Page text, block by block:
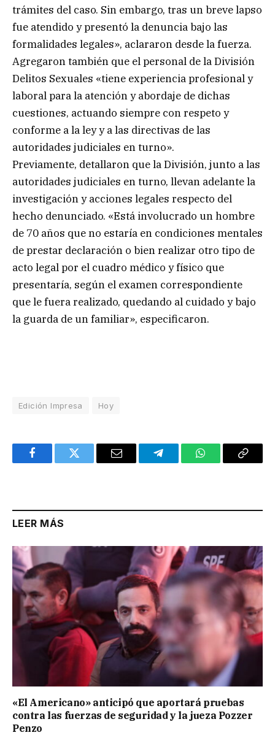
trámites del caso. Sin embargo, tras un breve lapso
fue atendido y presentó la denuncia bajo las
formalidades legales», aclararon desde la fuerza.
Agregaron también que el personal de la División
Delitos Sexuales «tiene experiencia profesional y
laboral para la atención y abordaje de dichas
cuestiones, actuando siempre con respeto y
conforme a la ley y a las directivas de las
autoridades judiciales en turno».
Previamente, detallaron que la División, junto a las
autoridades judiciales en turno, llevan adelante la
investigación y acciones legales respecto del
hecho denunciado. «Está involucrado un hombre
de 70 años que no estaría en condiciones mentales
de prestar declaración o bien realizar otro tipo de
acto legal por el cuadro médico y físico que
presentaría, según el examen correspondiente
que le fuera realizado, quedando al cuidado y bajo
la guarda de un familiar», especificaron.
Edición Impresa Hoy
FacebookTwitter Email TelegramWhatsAppCopy
LEER MÁS
«El Americano» anticipó que aportará pruebas
contra las fuerzas de seguridad y la jueza Pozzer
Penzo